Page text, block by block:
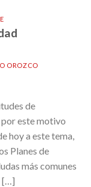
OROZCO
de
este motivo
hoy a este tema,
Planes de
más comunes
[…]